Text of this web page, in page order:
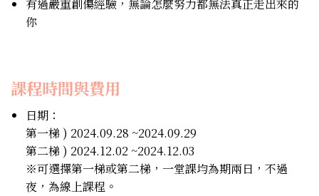
有過嚴重創傷經驗，無論怎麼努力都無法真正走出來的
你
課程時間與費用
日期：
第一梯 ) 2024.09.28 ~2024.09.29
第二梯 ) 2024.12.02 ~2024.12.03
※可選擇第一梯或第二梯，一堂課均為期兩日，不過
夜，為線上課程。